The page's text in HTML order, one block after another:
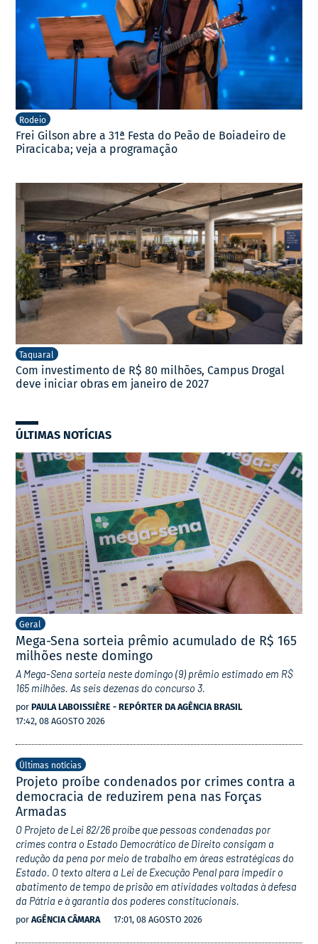
Rodeio
Frei Gilson abre a 31ª Festa do Peão de Boiadeiro de
Piracicaba; veja a programação
Taquaral
Com investimento de R$ 80 milhões, Campus Drogal
deve iniciar obras em janeiro de 2027
ÚLTIMAS NOTÍCIAS
Geral
Mega-Sena sorteia prêmio acumulado de R$ 165
milhões neste domingo
A Mega-Sena sorteia neste domingo (9) prêmio estimado em R$
165 milhões. As seis dezenas do concurso 3.
por PAULA LABOISSIÈRE - REPÓRTER DA AGÊNCIA BRASIL
17:42, 08 AGOSTO 2026
Últimas notícias
Projeto proíbe condenados por crimes contra a
democracia de reduzirem pena nas Forças
Armadas
O Projeto de Lei 82/26 proíbe que pessoas condenadas por
crimes contra o Estado Democrático de Direito consigam a
redução da pena por meio de trabalho em áreas estratégicas do
Estado. O texto altera a Lei de Execução Penal para impedir o
abatimento de tempo de prisão em atividades voltadas à defesa
da Pátria e à garantia dos poderes constitucionais.
por AGÊNCIA CÂMARA 17:01, 08 AGOSTO 2026